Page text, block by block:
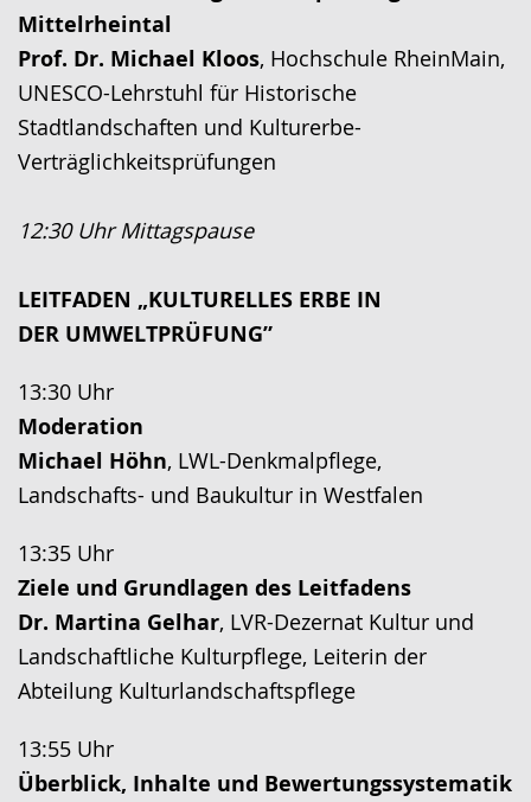
Mittelrheintal
Prof. Dr. Michael Kloos, Hochschule RheinMain,
UNESCO-Lehrstuhl für Historische
Stadtlandschaften und Kulturerbe-
Verträglichkeitsprüfungen
12:30 Uhr Mittagspause
LEITFADEN „KULTURELLES ERBE IN
DER UMWELTPRÜFUNG”
13:30 Uhr
Moderation
Michael Höhn, LWL-Denkmalpflege,
Landschafts- und Baukultur in Westfalen
13:35 Uhr
Ziele und Grundlagen des Leitfadens
Dr. Martina Gelhar, LVR-Dezernat Kultur und
Landschaftliche Kulturpflege, Leiterin der
Abteilung Kulturlandschaftspflege
13:55 Uhr
Überblick, Inhalte und Bewertungssystematik